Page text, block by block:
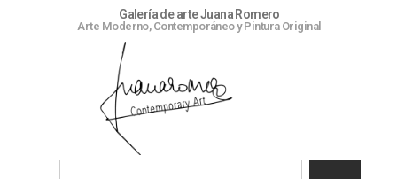
Galería de arte Juana Romero
Arte Moderno, Contemporáneo y Pintura Original